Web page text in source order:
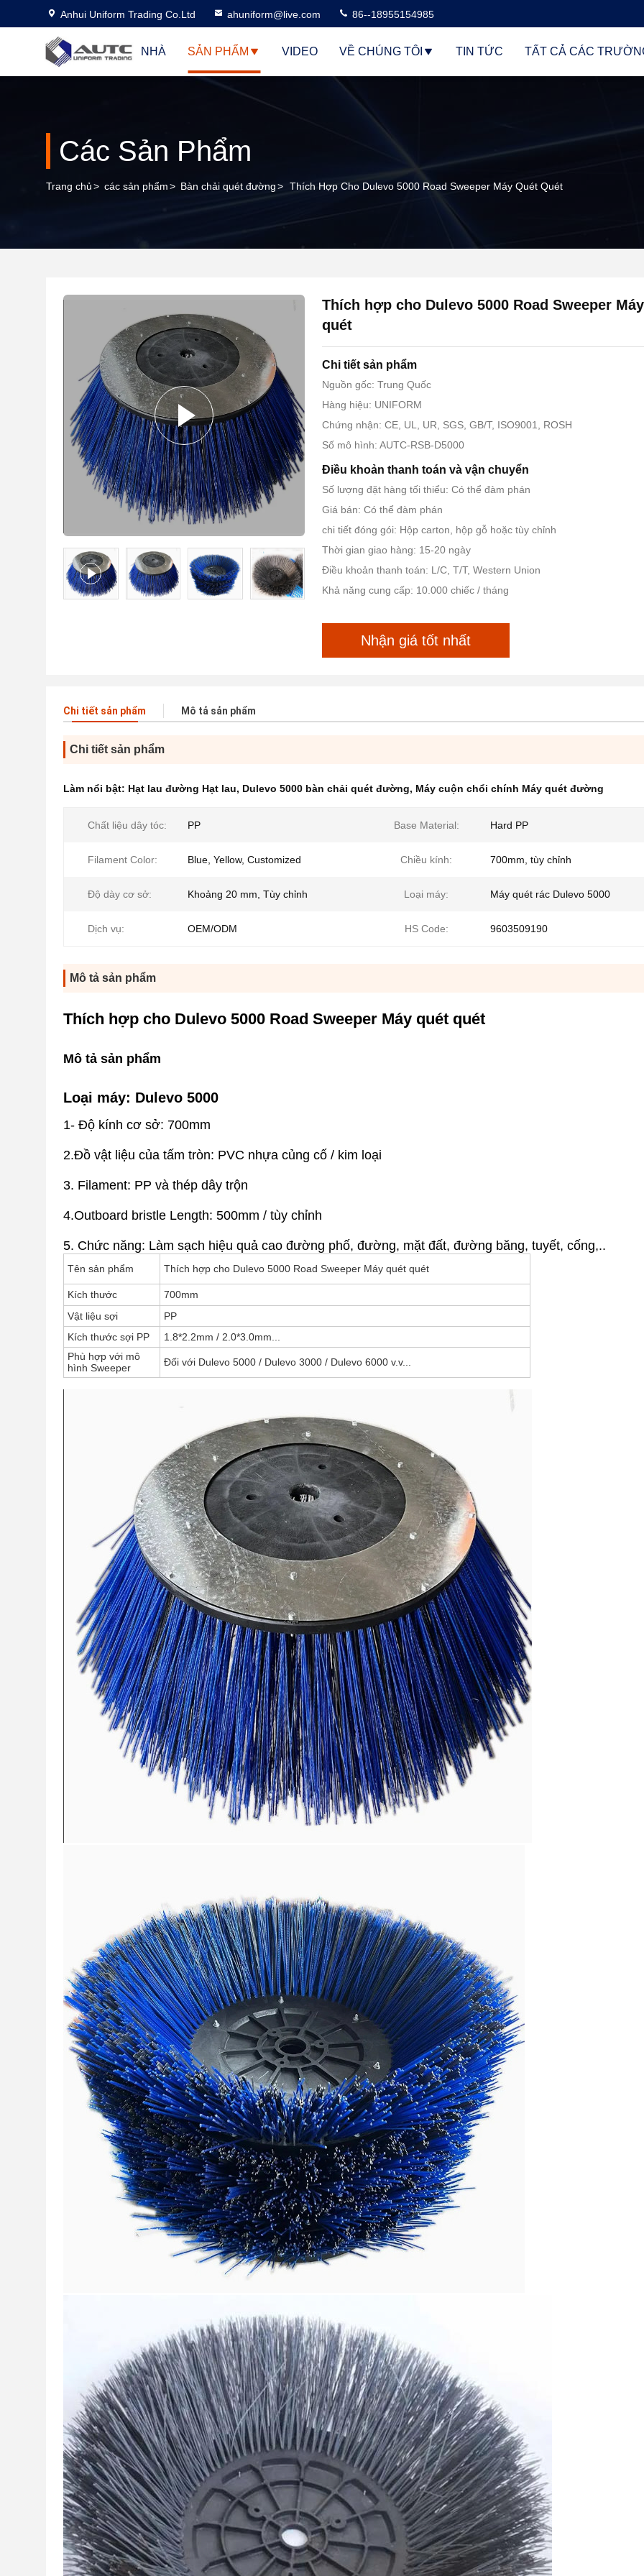
Anhui Uniform Trading Co.Ltd ahuniform@live.com 86--18955154985
NHÀ SẢN PHẨM VIDEO VỀ CHÚNG TÔI TIN TỨC TẤT CẢ CÁC
Các Sản Phẩm
Trang chủ> các sản phẩm> Bàn chải quét đường> Thích Hợp Cho Dulevo 5000 Road Sweeper Máy Quét Quét
Thích hợp cho Dulevo 5000 Road Sweeper
quét
Chi tiết sản phẩm
Nguồn gốc: Trung Quốc
Hàng hiệu: UNIFORM
Chứng nhận: CE, UL, UR, SGS, GB/T, ISO9001, ROSH
Số mô hình: AUTC-RSB-D5000
Điều khoản thanh toán và vận chuyển
Số lượng đặt hàng tối thiểu: Có thể đàm phán
Giá bán: Có thể đàm phán
chi tiết đóng gói: Hộp carton, hộp gỗ hoặc tùy chỉnh
Thời gian giao hàng: 15-20 ngày
Điều khoản thanh toán: L/C, T/T, Western Union
Khả năng cung cấp: 10.000 chiếc / tháng
Nhận giá tốt nhất
Chi tiết sản phẩm Mô tả sản phẩm
Chi tiết sản phẩm
Làm nổi bật: Hạt lau đường Hạt lau, Dulevo 5000 bàn chải quét đường, Máy cuộn chổi chính Máy quét đường
Chất liệu dây tóc: PP Base Material: Hard PP
Filament Color: Blue, Yellow, Customized Chiều kính: 700mm, tùy chỉnh
Độ dày cơ sở: Khoảng 20 mm, Tùy chỉnh Loại máy: Máy quét rác Dulevo 5000
Dịch vụ: OEM/ODM HS Code: 9603509190
Mô tả sản phẩm
Thích hợp cho Dulevo 5000 Road Sweeper Máy quét quét
Mô tả sản phẩm
Loại máy: Dulevo 5000
1- Độ kính cơ sở: 700mm
2.Đồ vật liệu của tấm tròn: PVC nhựa củng cố / kim loại
3. Filament: PP và thép dây trộn
4.Outboard bristle Length: 500mm / tùy chỉnh
5. Chức năng: Làm sạch hiệu quả cao đường phố, đường, mặt đất, đường băng, tuyết, cống,..
Tên sản phẩm Thích hợp cho Dulevo 5000 Road Sweeper Máy quét quét
Kích thước
700mm
Vật liệu sợi
PP
Kích thước sợi PP
1.8*2.2mm / 2.0*3.0mm...
Phù hợp với mô
hình Sweeper
Đối với Dulevo 5000 / Dulevo 3000 / Dulevo 6000 v.v...